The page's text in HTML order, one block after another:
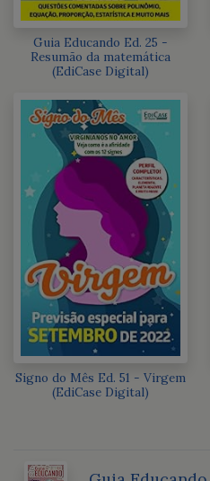
Guia Educando Ed. 25 -
Resumão da matemática
(EdiCase Digital)
Signo do Mês Ed. 51 - Virgem
(EdiCase Digital)